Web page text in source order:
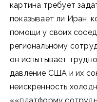
картина требует
показывает ли Иран,
помощи у своих
региональному
он испытывает
давление США и их
неискренность